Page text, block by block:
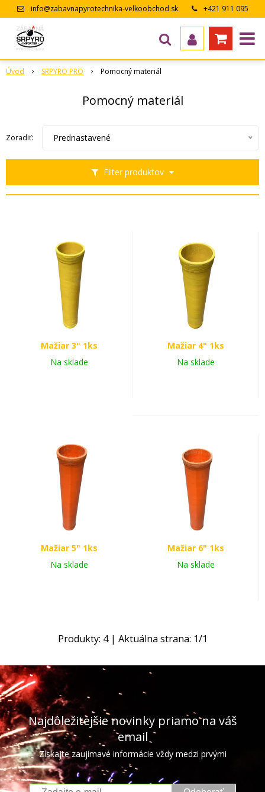
info@zabavnapyrotechnika-velkoobchod.sk
+421 911 095
Úvod SRPYRO PRO Pomocný materiál
Pomocný materiál
Filter produktov
Zoradiť: Prednastavené
Mažiar 3" 1ks
Na sklade
Mažiar 4" 1ks
Na sklade
Mažiar 5" 1ks
Na sklade
Mažiar 6" 1ks
Na sklade
Produkty: 4| Aktuálna strana: 1/1
Najdôležitejšie novinky priamo na váš
email
Získajte zaujímavé informácie vždy medzi prvými